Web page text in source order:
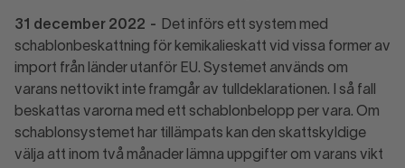
31 december 2022 -
Det införs ett system med
schablonbeskattning för kemikalieskatt vid vissa former av
import från länder utanför EU. Systemet används om
varans nettovikt inte framgår av tulldeklarationen. I så fall
beskattas varorna med ett schablonbelopp per vara. Om
schablonsystemet har tillämpats kan den skattskyldige
välja att inom två månader lämna uppgifter om varans vikt